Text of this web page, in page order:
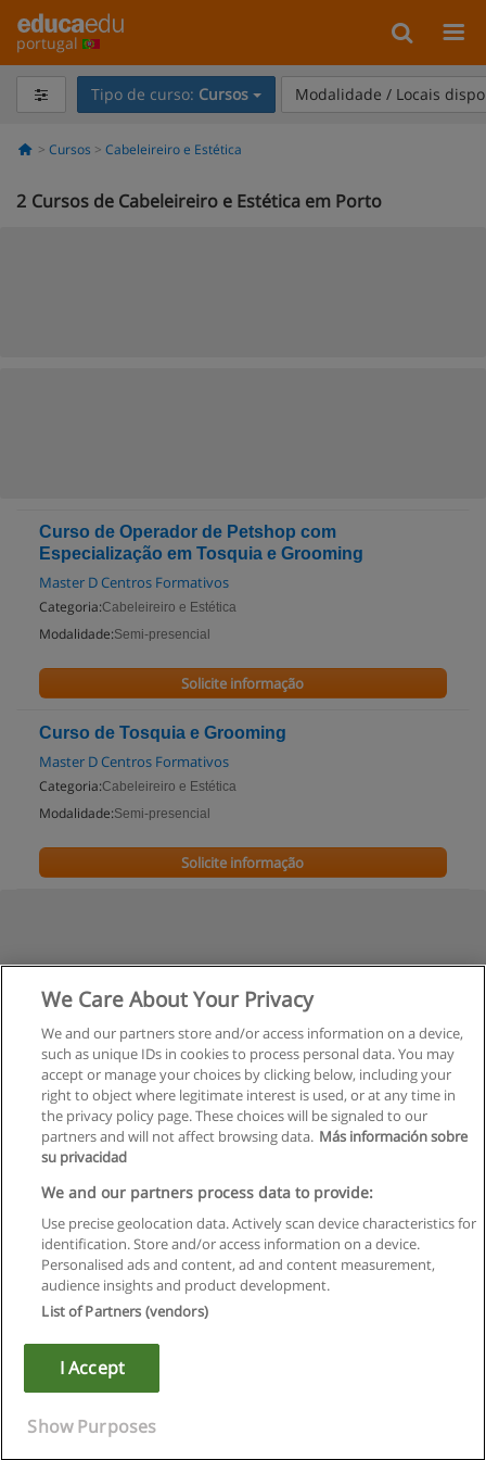
portugal
Tipo de curso: Cursos Modalidade / Locais
Cursos Cabeleireiro e Estética
2 Cursos de Cabeleireiro e Estética em Porto
Curso de Operador de Petshop com
Especialização em Tosquia e Grooming
Master D Centros Formativos
Categoria:Cabeleireiro e Estética
Modalidade:Semi-presencial
Solicite informação
Curso de Tosquia e Grooming
Master D Centros Formativos
Categoria:Cabeleireiro e Estética
Modalidade:Semi-presencial
Solicite informação
Regras de uso
Privacidade de dados
Copyright © Educaedu Business S.L. - CIF : B-95610580: -
We Care About Your Privacy
We and our partners store and/or access information on a device,
such as unique IDs in cookies to process personal data. You may
accept or manage your choices by clicking below, including your
right to object where legitimate interest is used, or at any time in
the privacy policy page. These choices will be signaled to our
partners and will not affect browsing data. Más información sobre
su privacidad
We and our partners process data to provide:
Use precise geolocation data. Actively scan device characteristics for
identification. Store and/or access information on a device.
Personalised ads and content, ad and content measurement,
audience insights and product development.
List of Partners (vendors)
I Accept
Show Purposes